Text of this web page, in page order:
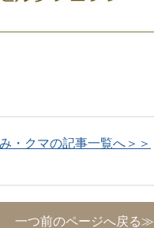
・クマの記事一覧へ＞＞
一つ前のページへ戻る≫